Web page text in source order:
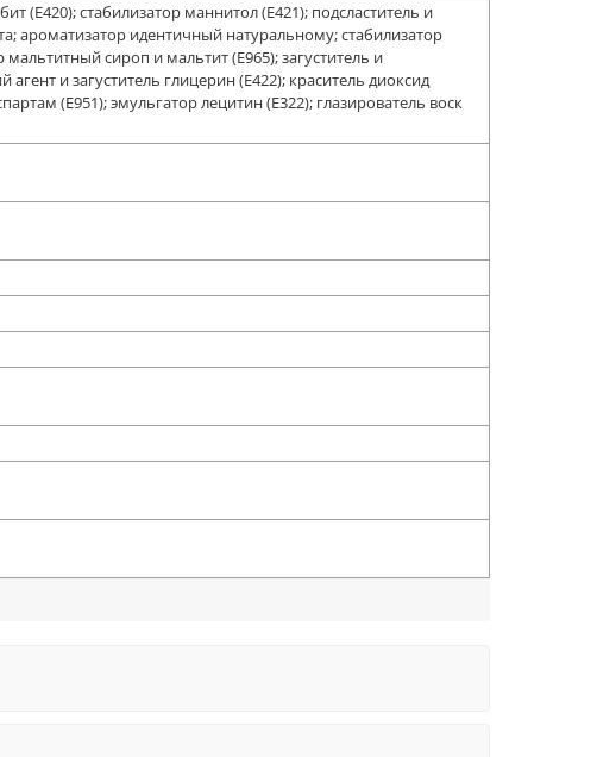
(Е420); стабилизатор маннитол (Е421); подсластитель и
ароматизатор идентичный натуральному; стабилизатор
сироп и мальтит (Е965); загуститель и
и загуститель глицерин (Е422); краситель диоксид
(Е951); эмульгатор лецитин (Е322); глазирователь воск